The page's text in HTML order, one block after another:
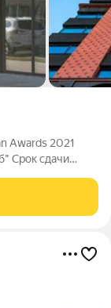
Awards 2021
Срок сдачи